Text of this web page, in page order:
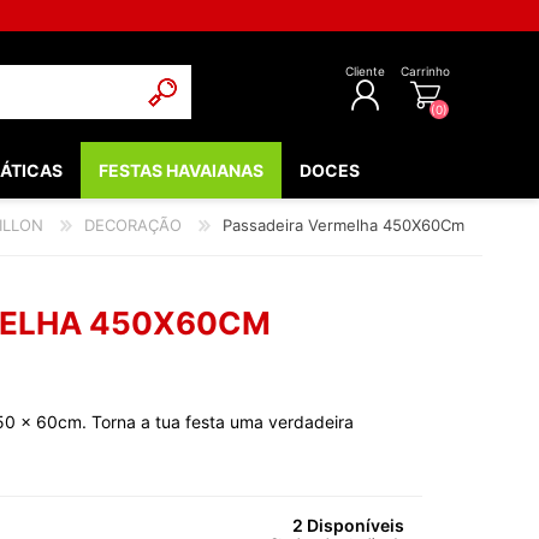
Cliente
REGISTAR
INICIAR SESSÃO
Carrinho
(0)
- FLUORESCENTE
FESTAS HAVAIANAS DOCES
DECORAÇÃO Passadeira Vermelha 450X60Cm
450X60CM
x 60cm. Torna a tua festa uma verdadeira
2 Disponíveis